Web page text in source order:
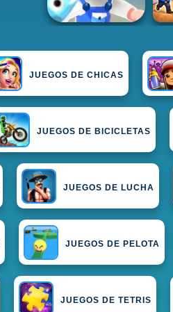
JUEGOS DE CHICAS
JUEGOS DE BICICLETAS
JUEGOS DE LUCHA
JUEGOS DE PELOTA
JUEGOS DE TETRIS